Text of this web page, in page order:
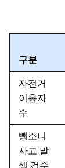
구분
자전거
이용자
수
뺑소니
사고 발
생 건수